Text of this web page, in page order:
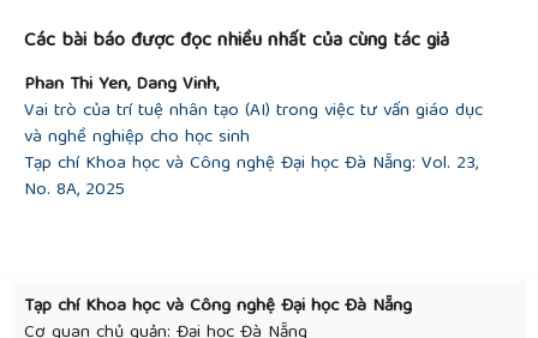
Các bài báo được đọc nhiều nhất của cùng tác giả
Phan Thi Yen, Dang Vinh,
Vai trò của trí tuệ nhân tạo (AI) trong việc tư vấn giáo dục
và nghề nghiệp cho học sinh
Tạp chí Khoa học và Công nghệ Đại học Đà Nẵng: Vol. 23,
No. 8A, 2025
Tạp chí Khoa học và Công nghệ Đại học Đà Nẵng